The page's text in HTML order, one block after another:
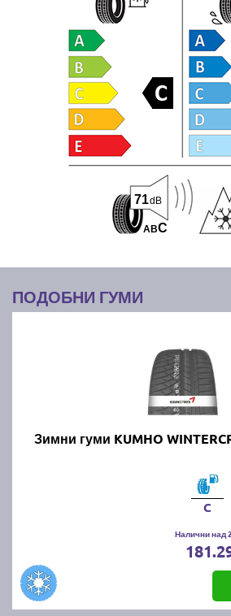
ABC
71dB
ПОДОБНИ ГУМИ
Зимни гуми KUMHO
C
Налични над